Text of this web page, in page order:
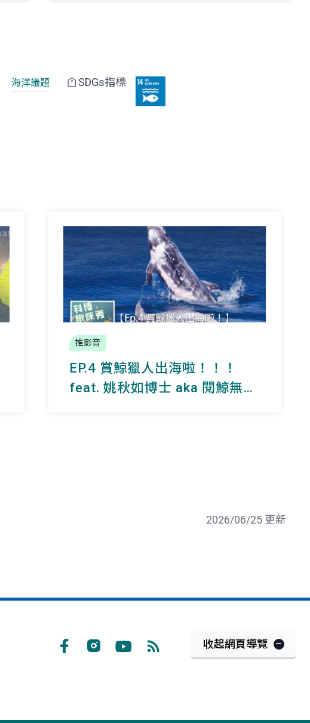
海洋議題 SDGs指標
推影音
EP.4 賞鯨獵人出海啦！！！
feat. 姚秋如博士 aka 閱鯨無數
2026/06/25 更新
收起網頁導覽